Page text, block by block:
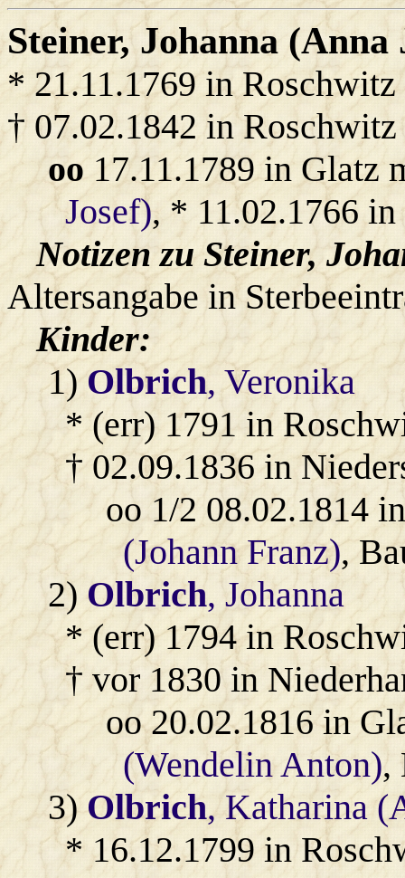
Steiner, Johanna
* 21.11.1769 in Roschwitz
† 07.02.1842 in Roschwitz
oo17.11.1789 in Glatz
Josef), * 11.02.1766
Notizen zu Steiner,
Altersangabe in
Kinder:
1)Olbrich, Veronika
* (err) 1791 in
† 02.09.1836 in
oo 1/2 08.02.1814
(Johann Franz),
2)Olbrich, Johanna
* (err) 1794 in
† vor 1830 in
oo 20.02.1816 in
(Wendelin Anton),
3)Olbrich, Katharina
* 16.12.1799 in